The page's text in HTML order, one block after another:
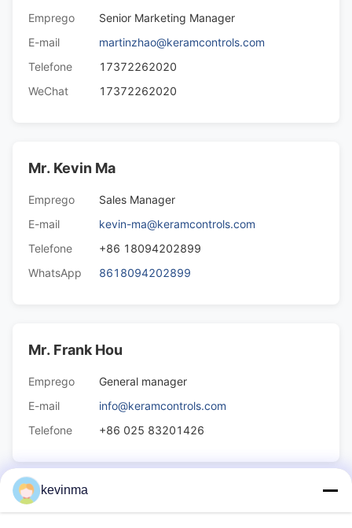
Emprego
Senior Marketing Manager
E-mail
martinzhao@keramcontrols.com
Telefone
17372262020
WeChat
17372262020
Mr. Kevin Ma
Emprego
Sales Manager
E-mail
kevin-ma@keramcontrols.com
Telefone
+86 18094202899
WhatsApp
8618094202899
Mr. Frank Hou
Emprego
General manager
E-mail
info@keramcontrols.com
Telefone
+86 025 83201426
kevinma